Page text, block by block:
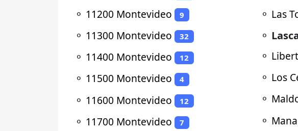
⚬ 11200 Montevideo 9
⚬ 11300 Montevideo 32
⚬ 11400 Montevideo 12
⚬ 11500 Montevideo 4
⚬ 11600 Montevideo 12
⚬ 11700 Montevideo 7
⚬ Las
⚬
⚬
⚬ Los
⚬
⚬